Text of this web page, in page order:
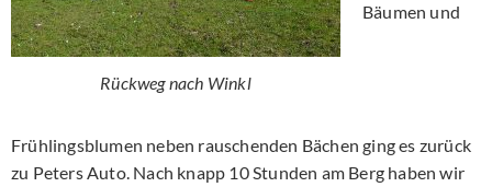
Rückweg nach Winkl
Bäumen und
Frühlingsblumen neben rauschenden Bächen ging es zurück
zu Peters Auto. Nach knapp 10 Stunden am Berg haben wir